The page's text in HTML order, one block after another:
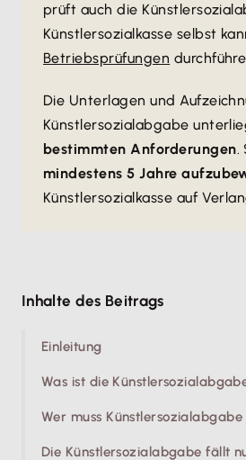
prüft auch die
Künstlersozialkasse selbst
Betriebsprüfungen
Die Unterlagen und
Künstlersozialabgabe
bestimmten Anforderungen.
mindestens 5 Jahre
Künstlersozialkasse auf
Inhalte des Beitrags
Einleitung
Was ist die
Wer muss Künstlersozialabgabe
Die Künstlersozialabgabe fällt